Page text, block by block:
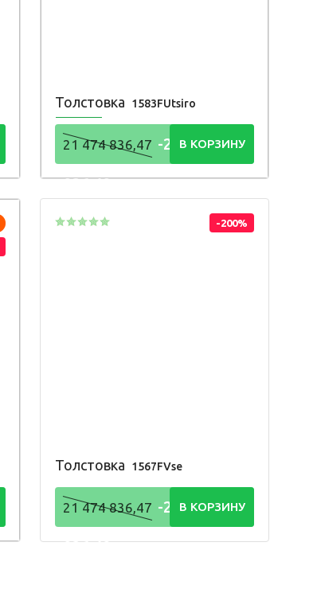
Толстовка 1583FUtsiro
21 474 836,47 -21 474
836,48Р
В КОРЗИНУ
-200%
Толстовка 1567FVse
21 474 836,47 -21 474
836,48Р
В КОРЗИНУ